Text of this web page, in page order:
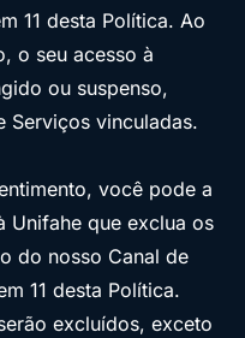
11 desta Política. Ao
o seu acesso à
ou suspenso,
Serviços vinculadas.
você pode a
Unifahe que exclua os
do nosso Canal de
11 desta Política.
excluídos, exceto